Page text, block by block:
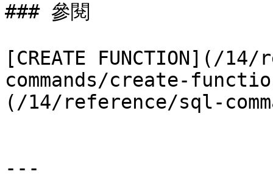
### 參閱
[CREATE FUNCTION](/
commands/create-
(/14/reference/sql-
---